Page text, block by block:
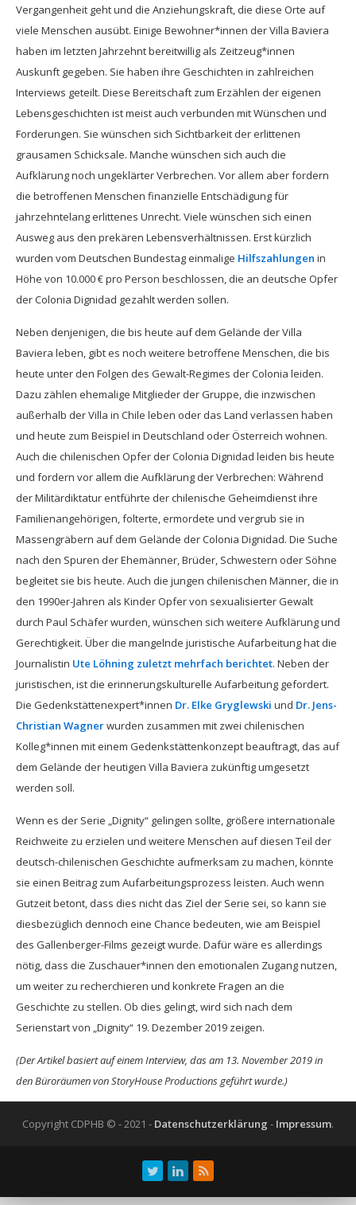
Vergangenheit geht und die Anziehungskraft, die diese Orte auf
viele Menschen ausübt. Einige Bewohner*innen der Villa Baviera
haben im letzten Jahrzehnt bereitwillig als Zeitzeug*innen
Auskunft gegeben. Sie haben ihre Geschichten in zahlreichen
Interviews geteilt. Diese Bereitschaft zum Erzählen der eigenen
Lebensgeschichten ist meist auch verbunden mit Wünschen und
Forderungen. Sie wünschen sich Sichtbarkeit der erlittenen
grausamen Schicksale. Manche wünschen sich auch die
Aufklärung noch ungeklärter Verbrechen. Vor allem aber fordern
die betroffenen Menschen finanzielle Entschädigung für
jahrzehntelang erlittenes Unrecht. Viele wünschen sich einen
Ausweg aus den prekären Lebensverhältnissen. Erst kürzlich
wurden vom Deutschen Bundestag einmalige Hilfszahlungen in
Höhe von 10.000 € pro Person beschlossen, die an deutsche Opfer
der Colonia Dignidad gezahlt werden sollen.
Neben denjenigen, die bis heute auf dem Gelände der Villa
Baviera leben, gibt es noch weitere betroffene Menschen, die bis
heute unter den Folgen des Gewalt-Regimes der Colonia leiden.
Dazu zählen ehemalige Mitglieder der Gruppe, die inzwischen
außerhalb der Villa in Chile leben oder das Land verlassen haben
und heute zum Beispiel in Deutschland oder Österreich wohnen.
Auch die chilenischen Opfer der Colonia Dignidad leiden bis heute
und fordern vor allem die Aufklärung der Verbrechen: Während
der Militärdiktatur entführte der chilenische Geheimdienst ihre
Familienangehörigen, folterte, ermordete und vergrub sie in
Massengräbern auf dem Gelände der Colonia Dignidad. Die Suche
nach den Spuren der Ehemänner, Brüder, Schwestern oder Söhne
begleitet sie bis heute. Auch die jungen chilenischen Männer, die in
den 1990er-Jahren als Kinder Opfer von sexualisierter Gewalt
durch Paul Schäfer wurden, wünschen sich weitere Aufklärung und
Gerechtigkeit. Über die mangelnde juristische Aufarbeitung hat die
Journalistin Ute Löhning zuletzt mehrfach berichtet. Neben der
juristischen, ist die erinnerungskulturelle Aufarbeitung gefordert.
Die Gedenkstättenexpert*innen Dr. Elke Gryglewski und Dr. Jens-
Christian Wagnerwurden zusammen mit zwei chilenischen
Kolleg*innen mit einem Gedenkstättenkonzept beauftragt, das auf
dem Gelände der heutigen Villa Baviera zukünftig umgesetzt
werden soll.
Wenn es der Serie „Dignity“ gelingen sollte, größere internationale
Reichweite zu erzielen und weitere Menschen auf diesen Teil der
deutsch-chilenischen Geschichte aufmerksam zu machen, könnte
sie einen Beitrag zum Aufarbeitungsprozess leisten. Auch wenn
Gutzeit betont, dass dies nicht das Ziel der Serie sei, so kann sie
diesbezüglich dennoch eine Chance bedeuten, wie am Beispiel
des Gallenberger-Films gezeigt wurde. Dafür wäre es allerdings
nötig, dass die Zuschauer*innen den emotionalen Zugang nutzen,
um weiter zu recherchieren und konkrete Fragen an die
Geschichte zu stellen. Ob dies gelingt, wird sich nach dem
Serienstart von „Dignity“ 19. Dezember 2019 zeigen.
(Der Artikel basiert auf einem Interview, das am 13. November 2019 in
den Büroräumen von StoryHouse Productions geführt wurde.)
Copyright CDPHB © - 2021 - Datenschutzerklärung - Impressum.